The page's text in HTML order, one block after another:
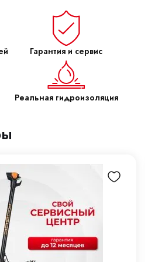
Гарантия и сервис
Реальная гидроизоляция